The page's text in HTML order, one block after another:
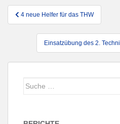
Beitragsnavigation
4 neue Helfer für das THW
Einsatzübung des 2.
Suche